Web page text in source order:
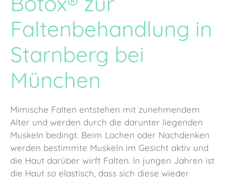
Faltenbehandlung in
Starnberg bei
München
Mimische Falten entstehen mit zunehmendem
Alter und werden durch die darunter liegenden
Muskeln bedingt. Beim Lachen oder Nachdenken
werden bestimmte Muskeln im Gesicht aktiv und
die Haut darüber wirft Falten. In jungen Jahren ist
die Haut so elastisch, dass sich diese wieder